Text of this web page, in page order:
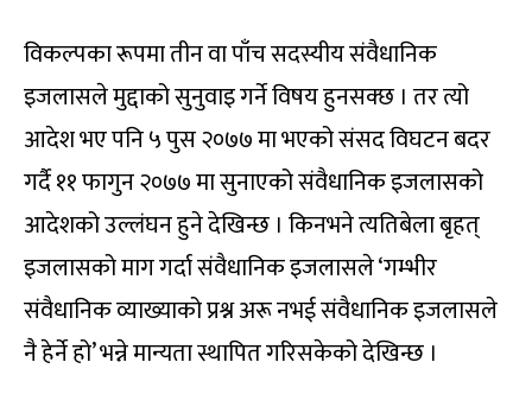
विकल्पका रूपमा तीन वा पाँच सदस्यीय संवैधानिक
इजलासले मुद्दाको सुनुवाइ गर्ने विषय हुनसक्छ । तर त्यो
आदेश भए पनि ५ पुस २०७७ मा भएको संसद विघटन बदर
गर्दै ११ फागुन २०७७ मा सुनाएको संवैधानिक इजलासको
आदेशको उल्लंघन हुने देखिन्छ । किनभने त्यतिबेला बृहत्
इजलासको माग गर्दा संवैधानिक इजलासले ‘गम्भीर
संवैधानिक व्याख्याको प्रश्न अरू नभई संवैधानिक इजलासले
नै हेर्ने हो’ भन्ने मान्यता स्थापित गरिसकेको देखिन्छ ।